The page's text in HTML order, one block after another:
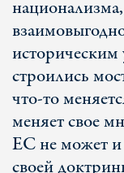
строились
что-то
меняет свое
ЕС не может и
своей